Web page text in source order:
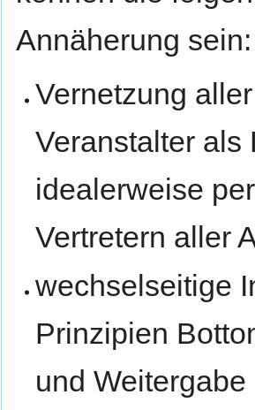
Annäherung sein:
Vernetzung
Veranstalter
idealerweise
Vertretern aller
wechselseitige
Prinzipien
und